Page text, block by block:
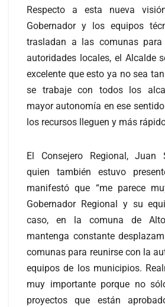
Respecto a esta nueva
Gobernador y los equipos
trasladan a las comunas
autoridades locales, el Alcalde
excelente que esto ya no sea
se trabaje con todos los
mayor autonomía en ese
los recursos lleguen y más
El Consejero Regional, Juan
quien también estuvo
manifestó que “me parece
Gobernador Regional y su
caso, en la comuna de
mantenga constante
comunas para reunirse con la
equipos de los municipios.
muy importante porque no
proyectos que están